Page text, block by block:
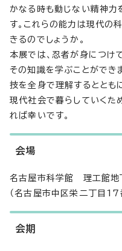
かなる時も動じない精神力
す。これらの能力は現代の
きるのでしょうか。
本展では、忍者が身につけ
その知識を学ぶことができ
技を全身で理解するととも
現代社会で暮らしていくた
れば幸いです。
会場
名古屋市科学館 理工館地
（名古屋市中区栄二丁目17
会期